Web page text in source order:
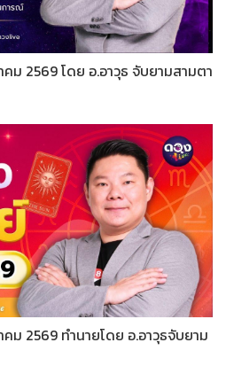
ม 2569 โดย อ.อาวุธ จับยามสามตา
ม 2569 ทำนายโดย อ.อาวุธจับยาม